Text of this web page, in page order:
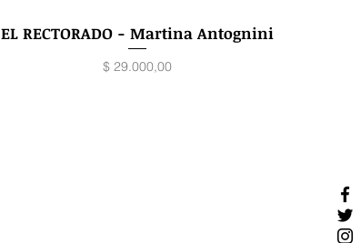
Vista rápida
EL RECTORADO - Martina Antognini
Precio
$ 29.000,00